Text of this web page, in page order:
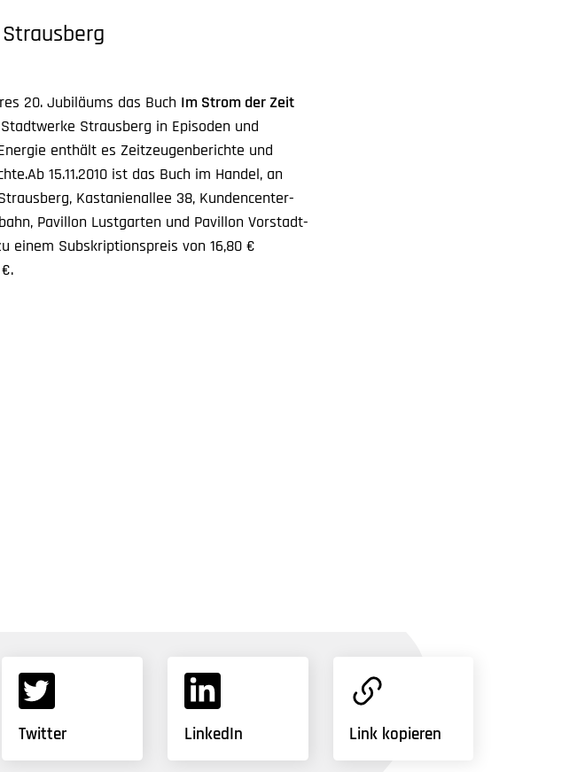
20. Jubiläums das Buch Im Strom der Zeit
Strausberg in Episoden und
enthält es Zeitzeugenberichte und
15.11.2010 ist das Buch im Handel, an
Kastanienallee 38, Kundencenter-
Pavillon Lustgarten und Pavillon Vorstadt-
einem Subskriptionspreis von 16,80 €
Twitter LinkedIn Link kopieren